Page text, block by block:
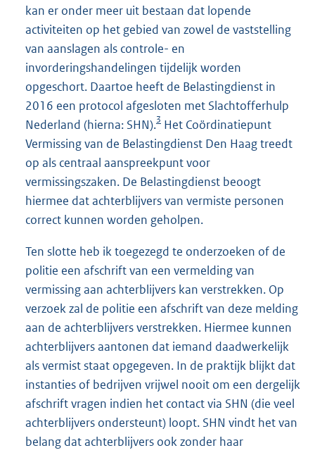
kan er onder meer uit bestaan dat lopende
activiteiten op het gebied van zowel de vaststelling
van aanslagen als controle- en
invorderingshandelingen tijdelijk worden
opgeschort. Daartoe heeft de Belastingdienst in
2016 een protocol afgesloten met Slachtofferhulp
Nederland (hierna: SHN).3 Het Coördinatiepunt
Vermissing van de Belastingdienst Den Haag treedt
op als centraal aanspreekpunt voor
vermissingszaken. De Belastingdienst beoogt
hiermee dat achterblijvers van vermiste personen
correct kunnen worden geholpen.
Ten slotte heb ik toegezegd te onderzoeken of de
politie een afschrift van een vermelding van
vermissing aan achterblijvers kan verstrekken. Op
verzoek zal de politie een afschrift van deze melding
aan de achterblijvers verstrekken. Hiermee kunnen
achterblijvers aantonen dat iemand daadwerkelijk
als vermist staat opgegeven. In de praktijk blijkt dat
instanties of bedrijven vrijwel nooit om een dergelijk
afschrift vragen indien het contact via SHN (die veel
achterblijvers ondersteunt) loopt. SHN vindt het van
belang dat achterblijvers ook zonder haar